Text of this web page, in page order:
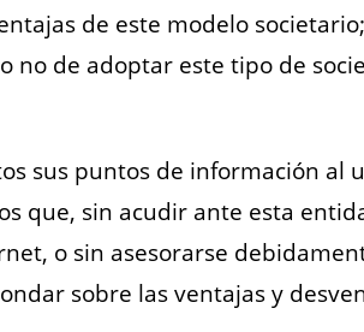
de este modelo
de adoptar este tipo de
sus puntos de información al
que, sin acudir ante esta
o sin asesorarse
sobre las ventajas y